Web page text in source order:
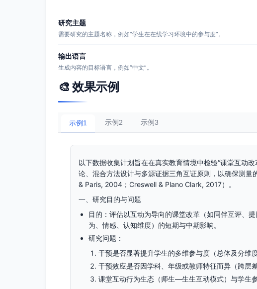
研究主题
需要研究的主题名称，例如“学生在在线学习环境中的参与度”。
输出语言
生成内容的目标语言，例如“中文”。
🎨 效果示例
示例1 示例2 示例3
以下数据收集计划旨在在真实教育情境中检验“课堂互动
论、混合方法设计与多源证据三角互证原则，以确保测
& Paris, 2004；Creswell & Plano Clark, 2017）。
一、研究目的与问题
目的：评估以互动为导向的课堂改革（如同伴互评、
为、情感、认知维度）的短期与中期影响。
研究问题：
干预是否显著提升学生的多维参与度（总体及分维
干预效应是否因学科、年级或教师特征而异（跨层
课堂互动行为生态（师生—生生互动模式）与学生